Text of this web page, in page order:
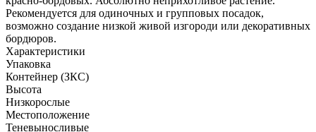
Рекомендуется для одиночных и групповых посадок,
возможно создание низкой живой изгороди или декоративных
бордюров.
Характеристики
Упаковка
Контейнер (ЗКС)
Высота
Низкорослые
Местоположение
Теневыносливые